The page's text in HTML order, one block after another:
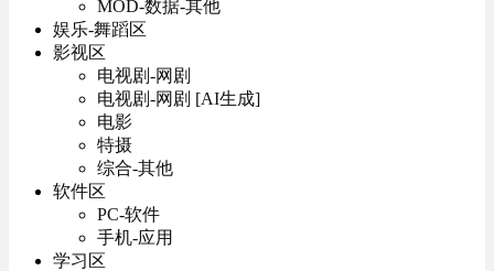
MOD-数据-其他
娱乐-舞蹈区
影视区
电视剧-网剧
电视剧-网剧 [AI生成]
电影
特摄
综合-其他
软件区
PC-软件
手机-应用
学习区